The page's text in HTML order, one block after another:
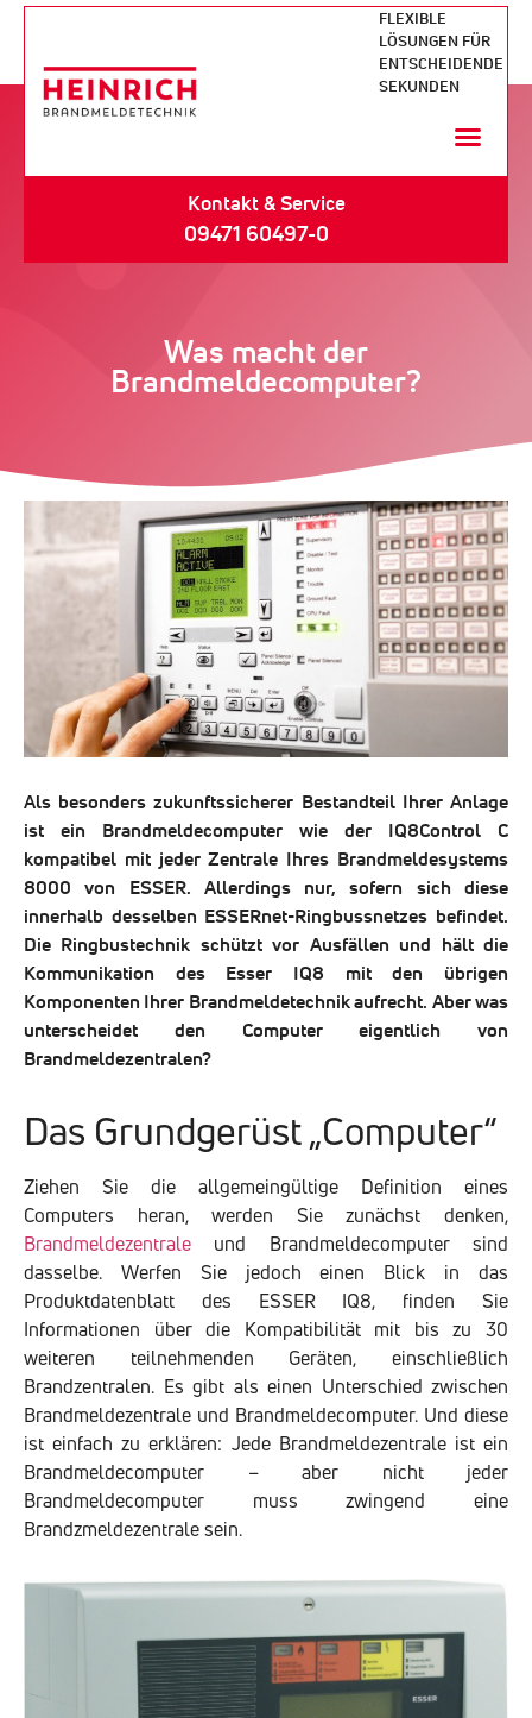
FLEXIBLE
LÖSUNGEN FÜR
ENTSCHEIDENDE
SEKUNDEN
Kontakt & Service
09471 60497-0
Was macht der
Brandmeldecomputer?
Als besonders zukunftssicherer Bestandteil Ihrer Anlage
ist ein Brandmeldecomputer wie der IQ8Control C
kompatibel mit jeder Zentrale Ihres Brandmeldesystems
8000 von ESSER. Allerdings nur, sofern sich diese
innerhalb desselben ESSERnet-Ringbussnetzes befindet.
Die Ringbustechnik schützt vor Ausfällen und hält die
Kommunikation des Esser IQ8 mit den übrigen
Komponenten Ihrer Brandmeldetechnik aufrecht. Aber was
unterscheidet den Computer eigentlich von
Brandmeldezentralen?
Das Grundgerüst „Computer“
Ziehen Sie die allgemeingültige Definition eines
Computers heran, werden Sie zunächst denken,
Brandmeldezentrale und Brandmeldecomputer sind
dasselbe. Werfen Sie jedoch einen Blick in das
Produktdatenblatt des ESSER IQ8, finden Sie
Informationen über die Kompatibilität mit bis zu 30
weiteren teilnehmenden Geräten, einschließlich
Brandzentralen. Es gibt als einen Unterschied zwischen
Brandmeldezentrale und Brandmeldecomputer. Und diese
ist einfach zu erklären: Jede Brandmeldezentrale ist ein
Brandmeldecomputer – aber nicht jeder
Brandmeldecomputer muss zwingend eine
Brandzmeldezentrale sein.